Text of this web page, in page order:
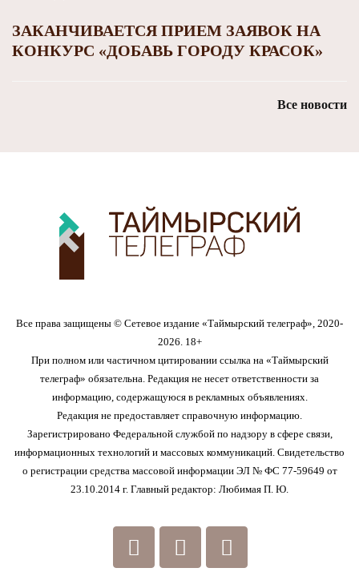
ЗАКАНЧИВАЕТСЯ ПРИЕМ ЗАЯВОК НА
КОНКУРС «ДОБАВЬ ГОРОДУ КРАСОК»
Все новости
Все права защищены © Сетевое издание «Таймырский телеграф», 2020-
2026. 18+
При полном или частичном цитировании ссылка на «Таймырский
телеграф» обязательна. Редакция не несет ответственности за
информацию, содержащуюся в рекламных объявлениях.
Редакция не предоставляет справочную информацию.
Зарегистрировано Федеральной службой по надзору в сфере связи,
информационных технологий и массовых коммуникаций. Свидетельство
о регистрации средства массовой информации ЭЛ № ФС 77-59649 от
23.10.2014 г. Главный редактор: Любимая П. Ю.